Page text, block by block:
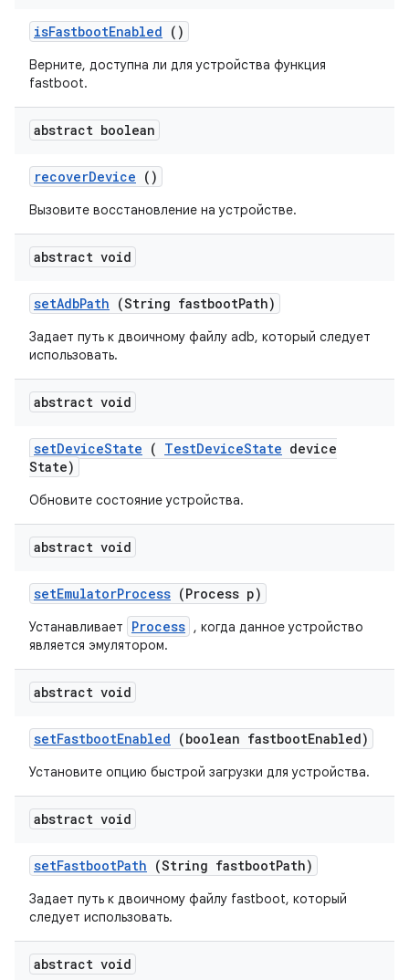
isFastbootEnabled ()
Верните, доступна ли для устройства функция
fastboot.
abstract boolean
recoverDevice ()
Вызовите восстановление на устройстве.
abstract void
setAdbPath (String fastbootPath)
Задает путь к двоичному файлу adb, который следует
использовать.
abstract void
setDeviceState ( TestDeviceState device
State)
Обновите состояние устройства.
abstract void
setEmulatorProcess (Process p)
Устанавливает Process , когда данное устройство
является эмулятором.
abstract void
setFastbootEnabled (boolean fastbootEnabled)
Установите опцию быстрой загрузки для устройства.
abstract void
setFastbootPath (String fastbootPath)
Задает путь к двоичному файлу fastboot, который
следует использовать.
abstract void